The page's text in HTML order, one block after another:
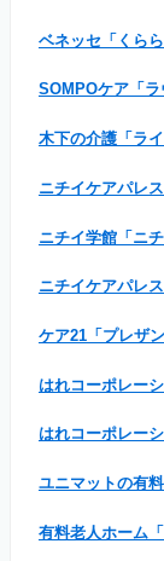
ベネッセ「くらら
SOMPOケア「ラ
木下の介護「ラ
ニチイケアパレ
ニチイ学館「ニ
ニチイケアパレ
ケア21「プレザ
はれコーポレー
はれコーポレー
ユニマットの有
有料老人ホーム